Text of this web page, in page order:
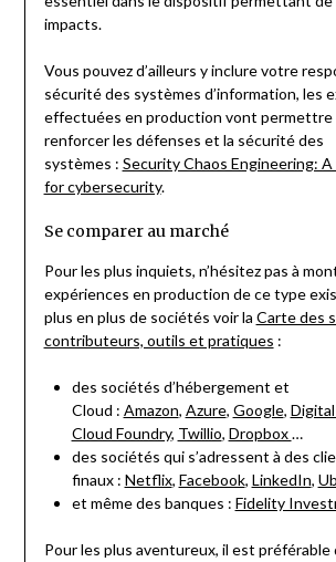
impacts.
Vous pouvez d’ailleurs y inclure votre
sécurité des systèmes d’information, les
effectuées en production vont permettre
renforcer les défenses et la sécurité des
systèmes : Security Chaos Engineering: A
for cybersecurity.
Se comparer au marché
Pour les plus inquiets, n’hésitez pas à
expériences en production de ce type
plus en plus de sociétés voir la Carte des
contributeurs, outils et pratiques :
des sociétés d’hébergement et
Cloud : Amazon, Azure, Google,
Cloud Foundry, Twillio, Dropbox…
des sociétés qui s’adressent à des
finaux : Netflix, Facebook, LinkedIn,
et même des banques : Fidelity
Pour les plus aventureux, il est